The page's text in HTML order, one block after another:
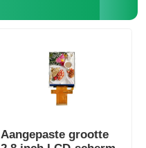
Aangepaste grootte